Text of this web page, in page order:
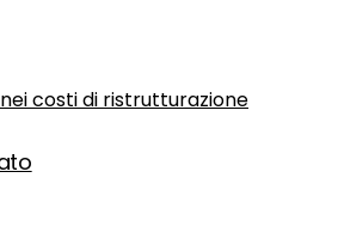
costi di ristrutturazione